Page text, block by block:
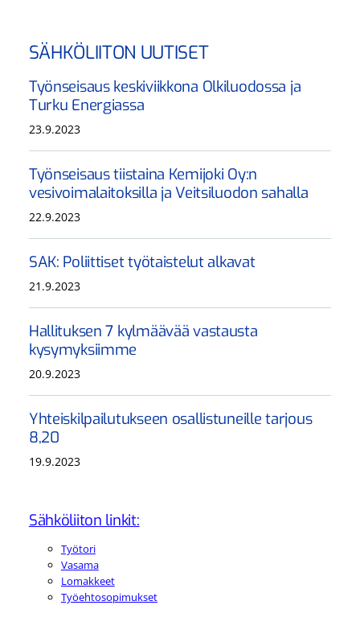
SÄHKÖLIITON UUTISET
Työnseisaus keskiviikkona Olkiluodossa ja
Turku Energiassa
23.9.2023
Työnseisaus tiistaina Kemijoki Oy:n
vesivoimalaitoksilla ja Veitsiluodon sahalla
22.9.2023
SAK: Poliittiset työtaistelut alkavat
21.9.2023
Hallituksen 7 kylmäävää vastausta
kysymyksiimme
20.9.2023
Yhteiskilpailutukseen osallistuneille tarjous
8,20
19.9.2023
Sähköliiton linkit:
Työtori
Vasama
Lomakkeet
Työehtosopimukset